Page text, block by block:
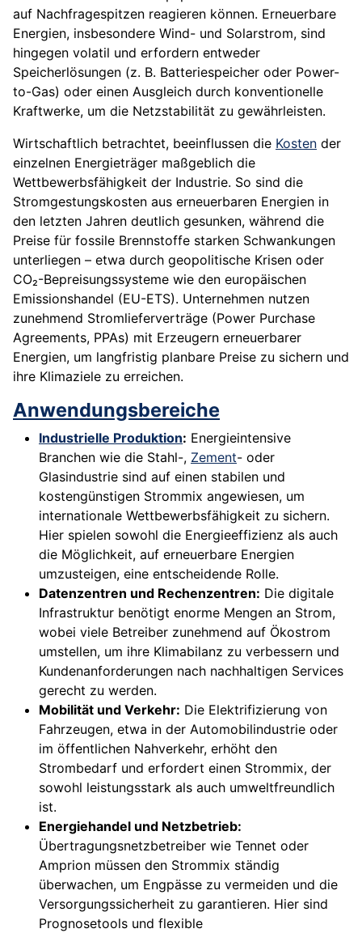
auf Nachfragespitzen reagieren können. Erneuerbare
Energien, insbesondere Wind- und Solarstrom, sind
hingegen volatil und erfordern entweder
Speicherlösungen (z. B. Batteriespeicher oder Power-
to-Gas) oder einen Ausgleich durch konventionelle
Kraftwerke, um die Netzstabilität zu gewährleisten.
Wirtschaftlich betrachtet, beeinflussen die Kosten der
einzelnen Energieträger maßgeblich die
Wettbewerbsfähigkeit der Industrie. So sind die
Stromgestungskosten aus erneuerbaren Energien in
den letzten Jahren deutlich gesunken, während die
Preise für fossile Brennstoffe starken Schwankungen
unterliegen – etwa durch geopolitische Krisen oder
CO₂-Bepreisungssysteme wie den europäischen
Emissionshandel (EU-ETS). Unternehmen nutzen
zunehmend Stromlieferverträge (Power Purchase
Agreements, PPAs) mit Erzeugern erneuerbarer
Energien, um langfristig planbare Preise zu sichern und
ihre Klimaziele zu erreichen.
Anwendungsbereiche
Industrielle Produktion: Energieintensive
Branchen wie die Stahl-, Zement- oder
Glasindustrie sind auf einen stabilen und
kostengünstigen Strommix angewiesen, um
internationale Wettbewerbsfähigkeit zu sichern.
Hier spielen sowohl die Energieeffizienz als auch
die Möglichkeit, auf erneuerbare Energien
umzusteigen, eine entscheidende Rolle.
Datenzentren und Rechenzentren: Die digitale
Infrastruktur benötigt enorme Mengen an Strom,
wobei viele Betreiber zunehmend auf Ökostrom
umstellen, um ihre Klimabilanz zu verbessern und
Kundenanforderungen nach nachhaltigen Services
gerecht zu werden.
Mobilität und Verkehr: Die Elektrifizierung von
Fahrzeugen, etwa in der Automobilindustrie oder
im öffentlichen Nahverkehr, erhöht den
Strombedarf und erfordert einen Strommix, der
sowohl leistungsstark als auch umweltfreundlich
ist.
Energiehandel und Netzbetrieb:
Übertragungsnetzbetreiber wie Tennet oder
Amprion müssen den Strommix ständig
überwachen, um Engpässe zu vermeiden und die
Versorgungssicherheit zu garantieren. Hier sind
Prognosetools und flexible